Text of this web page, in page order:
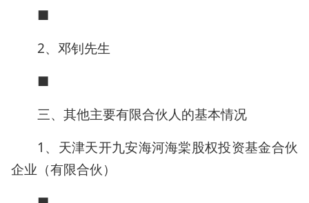
■
2、邓钊先生
■
三、其他主要有限合伙人的基本情况
1、天津天开九安海河海棠股权投资基金合伙
企业（有限合伙）